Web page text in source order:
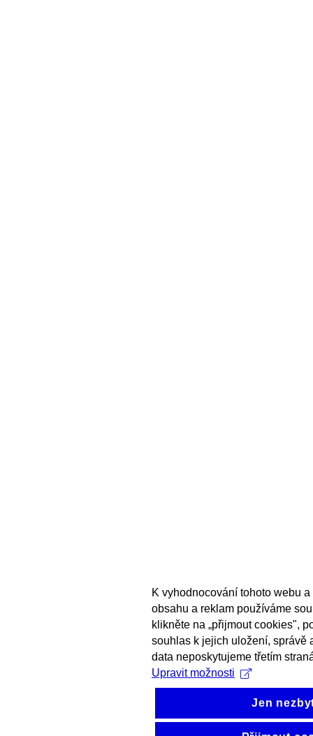
K vyhodnocování tohoto webu
obsahu a reklam používáme
klikněte na „přijmout cookies",
souhlas k jejich uložení, správě
data neposkytujeme třetím
Upravit možnosti
Jen